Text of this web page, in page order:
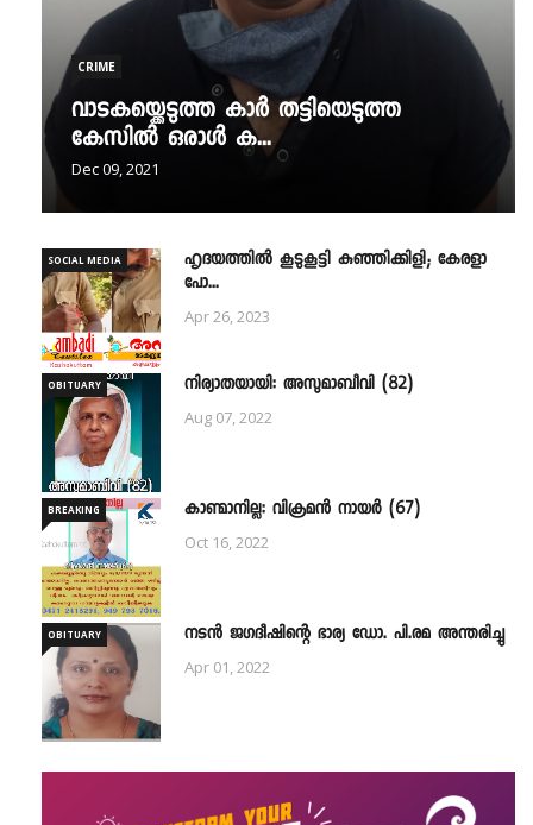
CRIME
വാടകയ്ക്കെടുത്ത കാർ തട്ടിയെടുത്ത
കേസിൽ ഒരാൾ ക...
Dec 09, 2021
SOCIAL MEDIA
ഹൃദയത്തില്‍ കൂടുകൂട്ടി കുഞ്ഞിക്കിളി; കേരളാ
പോ...
Apr 26, 2023
OBITUARY നിര്യാതയായി: അസുമാബീവി (82)
Aug 07, 2022
BREAKING കാണ്മാനില്ല: വിക്രമൻ നായർ (67)
Oct 16, 2022
OBITUARY നടൻ ജഗദീഷിന്റെ ഭാര്യ ഡോ. പി.രമ അന്തരിച്ചു
Apr 01, 2022